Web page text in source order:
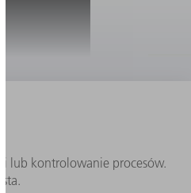
lub kontrolowanie procesów.